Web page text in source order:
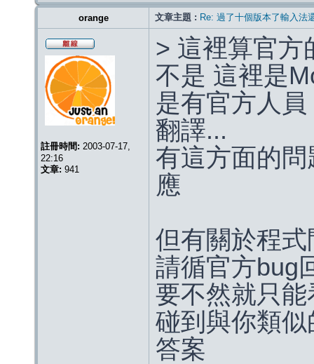
orange 文章主題 : Re: 過了十個版本了輸入法
註冊時間: 2003-07-17,
22:16
文章: 941
> 這裡算官方
不是 這裡是
是有官方人
翻譯...
有這方面的
應
但有關於程
請循官方bug
要不然就只
碰到與你類
答案